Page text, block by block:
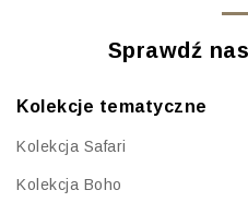
Sprawdź
Kolekcje tematyczne
Kolekcja Safari
Kolekcja Boho